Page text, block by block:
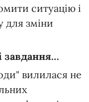
ситуацію і
для зміни
завдання…
вилилася не